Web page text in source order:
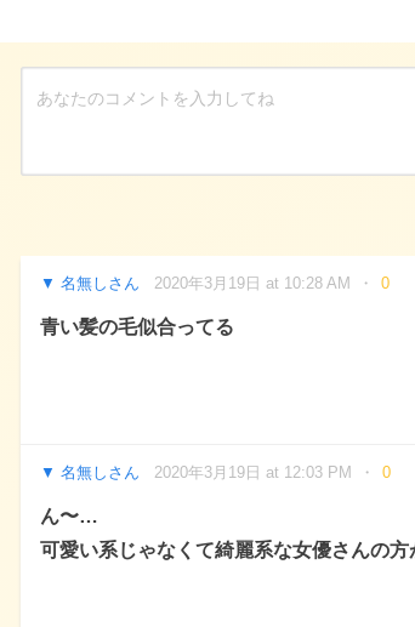
名無しさん 2020年3月19日 at 10:28 AM 0
青い髪の毛似合ってる
名無しさん 2020年3月19日 at 12:03 PM 0
ん〜…
可愛い系じゃなくて綺麗系な女優さんの